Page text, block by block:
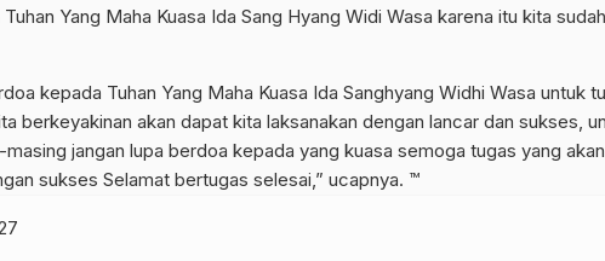
Yang Maha Kuasa Ida Sang Hyang Widi Wasa karena itu kita
kepada Tuhan Yang Maha Kuasa Ida Sanghyang Widhi Wasa untuk
berkeyakinan akan dapat kita laksanakan dengan lancar dan sukses,
jangan lupa berdoa kepada yang kuasa semoga tugas yang
sukses Selamat bertugas selesai,” ucapnya. ™